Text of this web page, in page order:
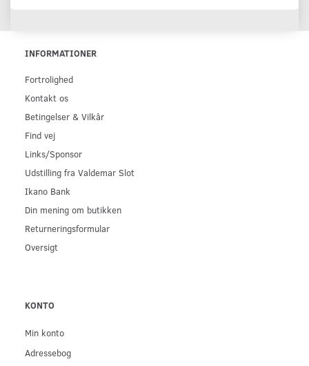
INFORMATIONER
Fortrolighed
Kontakt os
Betingelser & Vilkår
Find vej
Links/Sponsor
Udstilling fra Valdemar Slot
Ikano Bank
Din mening om butikken
Returneringsformular
Oversigt
KONTO
Min konto
Adressebog